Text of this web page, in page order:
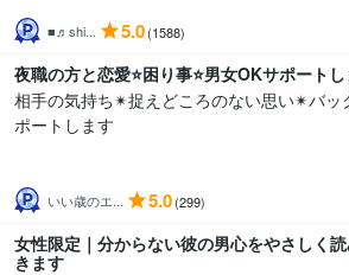
■♬shi... 5.0(1588)
夜職の方と恋愛⭐️困り事⭐️男女OKサポート
相手の気持ち✴︎捉えどころのない思い✴︎バッ
ポートします
いい歳のエ... 5.0(299)
女性限定｜分からない彼の男心をやさしく
きます